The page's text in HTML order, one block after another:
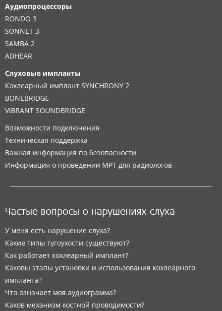
Аудиопроцессоры
RONDO 3
SONNET 3
SAMBA 2
ADHEAR
Слуховые импланты
Кохлеарный имплант SYNCHRONY 2
BONEBRIDGE
VIBRANT SOUNDBRIDGE
Возможности подключения
Техническая поддержка
Важная информация по безопасности
Информация о проведении МРТ для радиологов
Частые вопросы о нарушениях слуха
У меня есть нарушение слуха?
Какие типы тугоухости существуют?
Как работает кохлеарный имплант?
Каковы этапы установки и использования кохлеарного
импланта?
Что означает моя аудиограмма?
Каков механизм костной проводимости?